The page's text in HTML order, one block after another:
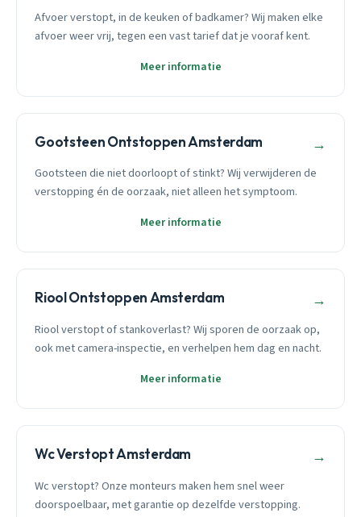
Afvoer verstopt, in de keuken of badkamer? Wij maken elke
afvoer weer vrij, tegen een vast tarief dat je vooraf kent.
Meer informatie
Gootsteen Ontstoppen Amsterdam →
Gootsteen die niet doorloopt of stinkt? Wij verwijderen de
verstopping én de oorzaak, niet alleen het symptoom.
Meer informatie
Riool Ontstoppen Amsterdam →
Riool verstopt of stankoverlast? Wij sporen de oorzaak op,
ook met camera-inspectie, en verhelpen hem dag en nacht.
Meer informatie
Wc Verstopt Amsterdam →
Wc verstopt? Onze monteurs maken hem snel weer
doorspoelbaar, met garantie op dezelfde verstopping.